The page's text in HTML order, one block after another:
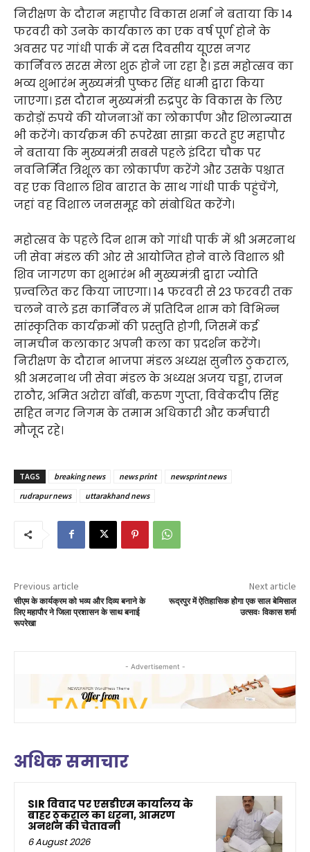
निरीक्षण के दौरान महापौर विकास शर्मा ने बताया कि 14
फरवरी को उनके कार्यकाल का एक वर्ष पूर्ण होने के
अवसर पर गांधी पार्क में दस दिवसीय यूएस नगर
कार्निवल सरस मेला शुरू होने जा रहा है। इस महोत्सव का
भव्य शुभारंभ मुख्यमंत्री पुष्कर सिंह धामी द्वारा किया
जाएगा। इस दौरान मुख्यमंत्री रुद्रपुर के विकास के लिए
करोड़ों रुपये की योजनाओं का लोकार्पण और शिलान्यास
भी करेंगे। कार्यक्रम की रूपरेखा साझा करते हुए महापौर
ने बताया कि मुख्यमंत्री सबसे पहले इंदिरा चौक पर
नवनिर्मित त्रिशूल का लोकार्पण करेंगे और उसके पश्चात
वह एक विशाल शिव बारात के साथ गांधी पार्क पहुंचेंगे,
जहां वह विशाल जनसमूह को संबोधित करेंगे।
महोत्सव के पहले दिन शाम को गांधी पार्क में श्री अमरनाथ
जी सेवा मंडल की ओर से आयोजित होने वाले विशाल श्री
शिव जागरण का शुभारंभ भी मुख्यमंत्री द्वारा ज्योति
प्रज्वलित कर किया जाएगा। 14 फरवरी से 23 फरवरी तक
चलने वाले इस कार्निवल में प्रतिदिन शाम को विभिन्न
सांस्कृतिक कार्यक्रमों की प्रस्तुति होगी, जिसमें कई
नामचीन कलाकार अपनी कला का प्रदर्शन करेंगे।
निरीक्षण के दौरान भाजपा मंडल अध्यक्ष सुनील ठुकराल,
श्री अमरनाथ जी सेवा मंडल के अध्यक्ष अजय चड्डा, राजन
राठौर, अमित अरोरा बॉबी, करुण गुप्ता, विवेकदीप सिंह
सहित नगर निगम के तमाम अधिकारी और कर्मचारी
मौजूद रहे।
TAGS breaking news news print
newsprint news
rudrapur news
uttarakhand news
Previous article
सीएम के कार्यक्रम को भव्य और दिव्य बनाने के
लिए महापौर ने जिला प्रशासन के साथ बनाई
रूपरेखा
Next article
रूद्रपुर में ऐतिहासिक होेगा एक साल बेमिसाल
उत्सवः विकास शर्मा
- Advertisement -
अधिक समाचार
SIR विवाद पर एसडीएम कार्यालय के
बाहर ठुकराल का धरना, आमरण
अनशन की चेतावनी
6 August 2026